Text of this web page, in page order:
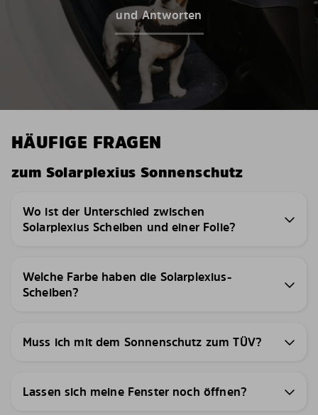
und Antworten
HÄUFIGE FRAGEN
zum Solarplexius Sonnenschutz
Wo ist der Unterschied zwischen
Solarplexius Scheiben und einer Folie?
Welche Farbe haben die Solarplexius-
Scheiben?
Muss ich mit dem Sonnenschutz zum TÜV?
Lassen sich meine Fenster noch öffnen?